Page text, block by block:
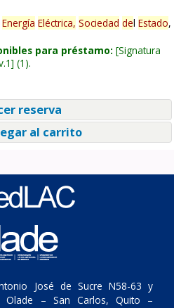
Energía Eléctrica, Sociedad del Estado,
para préstamo: Signatura
(1).
reserva
al carrito
José de Sucre N58-63 y
Olade – San Carlos, Quito –